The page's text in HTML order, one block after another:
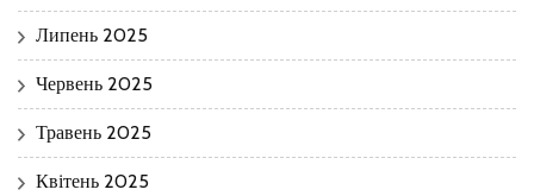
Липень 2025
Червень 2025
Травень 2025
Квітень 2025